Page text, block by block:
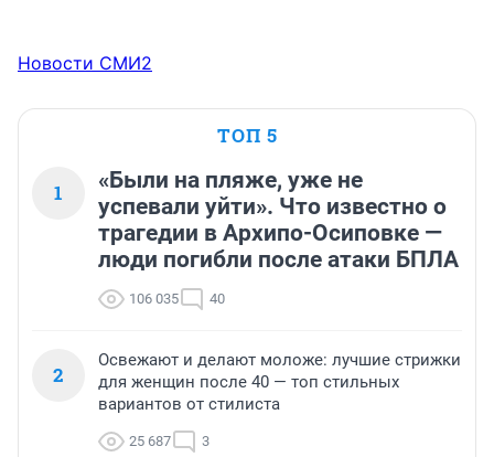
Новости СМИ2
ТОП 5
1
«Были на пляже, уже не
успевали уйти». Что известно о
трагедии в Архипо-Осиповке —
люди погибли после атаки БПЛА
106 035 40
2
Освежают и делают моложе: лучшие стрижки
для женщин после 40 — топ стильных
вариантов от стилиста
25 687 3